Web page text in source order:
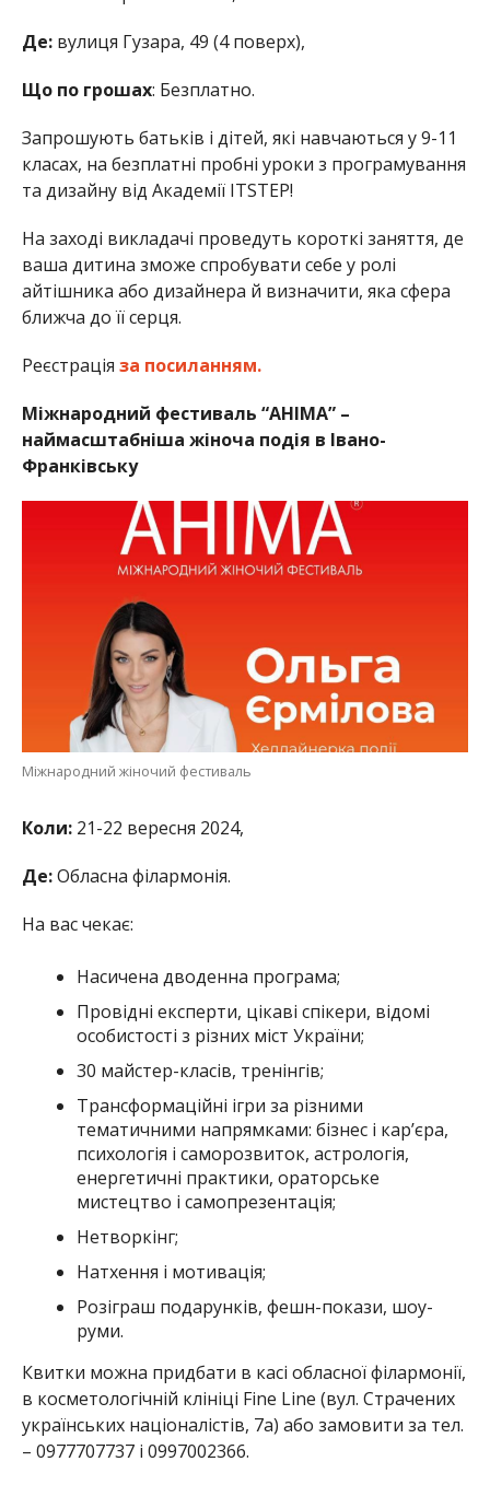
Де:вулиця Гузара, 49 (4 поверх),
Що по грошах: Безплатно.
Запрошують батьків і дітей, які навчаються у 9-11
класах, на безплатні пробні уроки з програмування
та дизайну від Академії ITSTEP!
На заході викладачі проведуть короткі заняття, де
ваша дитина зможе спробувати себе у ролі
айтішника або дизайнера й визначити, яка сфера
ближча до її серця.
Реєстрація за посиланням.
Міжнародний фестиваль “АНІМА” –
наймасштабніша жіноча подія в Івано-
Франківську
Міжнародний жіночий фестиваль
Коли:21-22 вересня 2024,
Де:Обласна філармонія.
На вас чекає:
Насичена дводенна програма;
Провідні експерти, цікаві спікери, відомі
особистості з різних міст України;
30 майстер-класів, тренінгів;
Трансформаційні ігри за різними
тематичними напрямками: бізнес і карʼєра,
психологія і саморозвиток, астрологія,
енергетичні практики, ораторське
мистецтво і самопрезентація;
Нетворкінг;
Натхення і мотивація;
Розіграш подарунків, фешн-покази, шоу-
руми.
Квитки можна придбати в касі обласної філармонії,
в косметологічній клініці Fine Line (вул. Страчених
українських націоналістів, 7а) або замовити за тел.
– 0977707737 і 0997002366.